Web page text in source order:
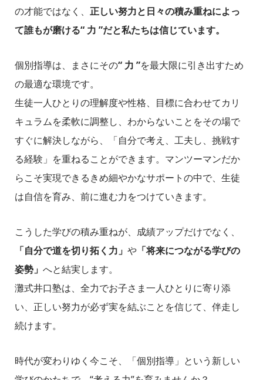
の才能ではなく、 正しい努力と日々の積み重ねによっ
て誰もが磨ける“ 力 ”だと私たちは信じています。
個別指導は、まさにその“ 力 ”を最大限に引き出すため
の最適な環境です。
生徒一人ひとりの理解度や性格、目標に合わせてカリ
キュラムを柔軟に調整し、わからないことをその場で
すぐに解決しながら、「自分で考え、工夫し、挑戦す
る経験」を重ねることができます。マンツーマンだか
らこそ実現できるきめ細やかなサポートの中で、生徒
は自信を育み、前に進む力をつけていきます。
こうした学びの積み重ねが、成績アップだけでなく、
「自分で道を切り拓く力」 や「将来につながる学びの
姿勢」 へと結実します。
灘式井口塾は、全力でお子さま一人ひとりに寄り添
い、正しい努力が必ず実を結ぶことを信じて、伴走し
続けます。
時代が変わりゆく今こそ、「個別指導」という新しい